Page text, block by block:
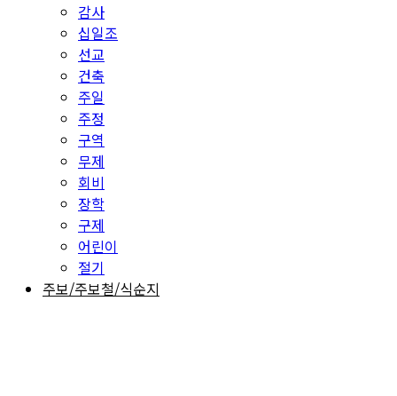
감사
십일조
선교
건축
주일
주정
구역
무제
회비
장학
구제
어린이
절기
주보/주보철/식순지